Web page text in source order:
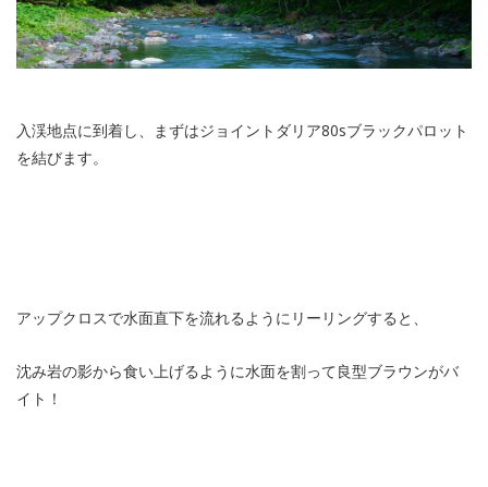
入渓地点に到着し、まずはジョイントダリア80sブラックパロット
を結びます。
アップクロスで水面直下を流れるようにリーリングすると、
沈み岩の影から食い上げるように水面を割って良型ブラウンがバ
イト！